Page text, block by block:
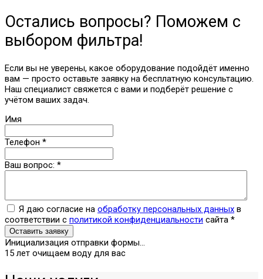
Остались вопросы? Поможем с
выбором фильтра!
Если вы не уверены, какое оборудование подойдёт именно
вам — просто оставьте заявку на бесплатную консультацию.
Наш специалист свяжется с вами и подберёт решение с
учётом ваших задач.
Имя
Телефон *
Ваш вопрос: *
Я даю согласие на обработку персональных данных в
соответствии с политикой конфиденциальности сайта *
Оставить заявку
Инициализация отправки формы...
15 лет очищаем воду для вас